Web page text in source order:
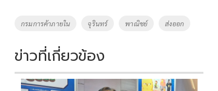
b
o
k
er y
k
Tags
กรมการค้าภายใน จุรินทร์ พาณิชย์ ส่งออก
ข่าวที่เกี่ยวข้อง